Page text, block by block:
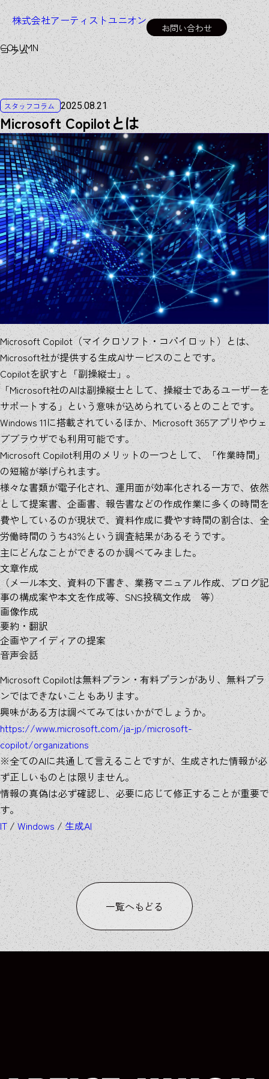
株式会社アーティストユニオン
お問い合わせ
コラム
COLUMN
スタッフコラム 2025.08.21
Microsoft Copilotとは
Microsoft Copilot（マイクロソフト・コパイロット）とは、
Microsoft社が提供する生成AIサービスのことです。
Copilotを訳すと「副操縦士」。
「Microsoft社のAIは副操縦士として、操縦士であるユーザーを
サポートする」という意味が込められているとのことです。
Windows 11に搭載されているほか、Microsoft 365アプリやウェ
ブブラウザでも利用可能です。
Microsoft Copilot利用のメリットの一つとして、「作業時間」
の短縮が挙げられます。
様々な書類が電子化され、運用面が効率化される一方で、依然
として提案書、企画書、報告書などの作成作業に多くの時間を
費やしているのが現状で、資料作成に費やす時間の割合は、全
労働時間のうち43％という調査結果があるそうです。
主にどんなことができるのか調べてみました。
文章作成
（メール本文、資料の下書き、業務マニュアル作成、ブログ記
事の構成案や本文を作成等、SNS投稿文作成 等）
画像作成
要約・翻訳
企画やアイディアの提案
音声会話
Microsoft Copilotは無料プラン・有料プランがあり、無料プラ
ンではできないこともあります。
興味がある方は調べてみてはいかがでしょうか。
https://www.microsoft.com/ja-jp/microsoft-
copilot/organizations
※全てのAIに共通して言えることですが、生成された情報が必
ず正しいものとは限りません。
情報の真偽は必ず確認し、必要に応じて修正することが重要で
す。
IT /Windows/生成AI
一覧へもどる